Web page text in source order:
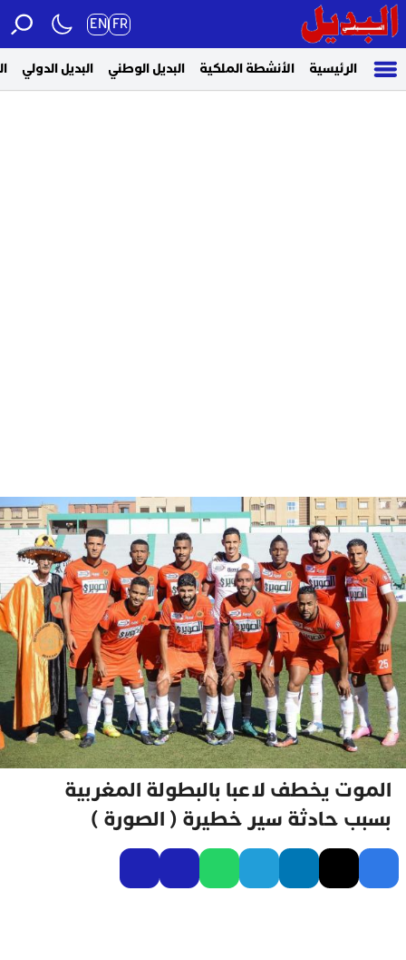
FR
EN
الرئيسية الأنشطة الملكية البديل الوطني البديل الدولي
الموت يخطف لاعبا بالبطولة المغربية
بسبب حادثة سير خطيرة ( الصورة )